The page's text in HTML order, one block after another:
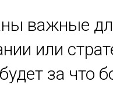
важные
или
за что